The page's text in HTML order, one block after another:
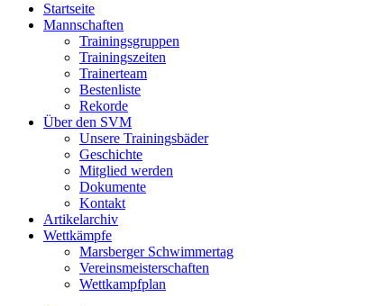
Startseite
Mannschaften
Trainingsgruppen
Trainingszeiten
Trainerteam
Bestenliste
Rekorde
Über den SVM
Unsere Trainingsbäder
Geschichte
Mitglied werden
Dokumente
Kontakt
Artikelarchiv
Wettkämpfe
Marsberger Schwimmertag
Vereinsmeisterschaften
Wettkampfplan